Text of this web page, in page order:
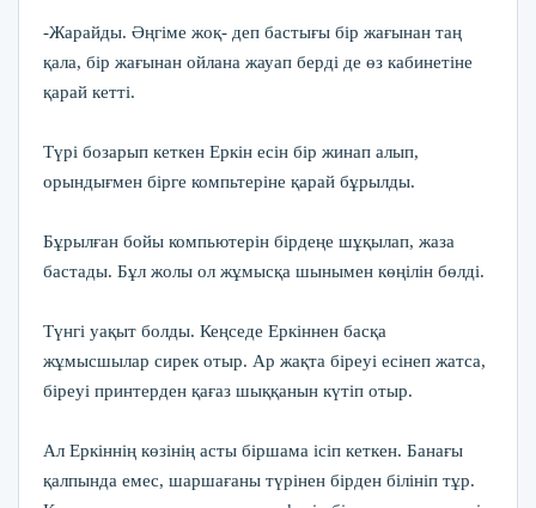
-Жарайды. Әңгіме жоқ- деп бастығы бір жағынан таң
қала, бір жағынан ойлана жауап берді де өз кабинетіне
қарай кетті.
Түрі бозарып кеткен Еркін есін бір жинап алып,
орындығмен бірге компьтеріне қарай бұрылды.
Бұрылған бойы компьютерін бірдеңе шұқылап, жаза
бастады. Бұл жолы ол жұмысқа шынымен көңілін бөлді.
Түнгі уақыт болды. Кеңседе Еркіннен басқа
жұмысшылар сирек отыр. Ар жақта біреуі есінеп жатса,
біреуі принтерден қағаз шыққанын күтіп отыр.
Ал Еркіннің көзінің асты біршама ісіп кеткен. Банағы
қалпында емес, шаршағаны түрінен бірден білініп тұр.